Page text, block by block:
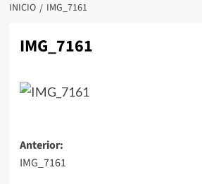
INICIO IMG_7161
IMG_7161
Navegación
de
Anterior:
IMG_7161